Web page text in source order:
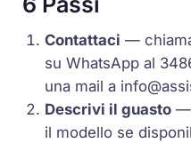
Contattaci —
su WhatsApp al
una mail a
Descrivi il guasto —
il modello se